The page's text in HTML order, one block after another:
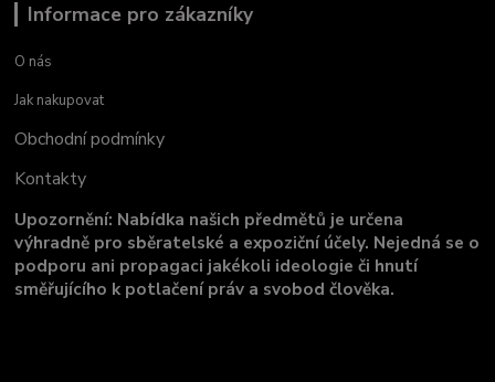
Informace pro zákazníky
O nás
Jak nakupovat
Obchodní podmínky
Kontakty
Upozornění: Nabídka našich předmětů je určena
výhradně pro sběratelské a expoziční účely. Nejedná se o
podporu ani propagaci jakékoli ideologie či hnutí
směřujícího k potlačení práv a svobod člověka.